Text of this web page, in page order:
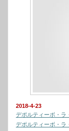
2018-4-23
デポルティーボ・ラ
デポルティーボ・ラ